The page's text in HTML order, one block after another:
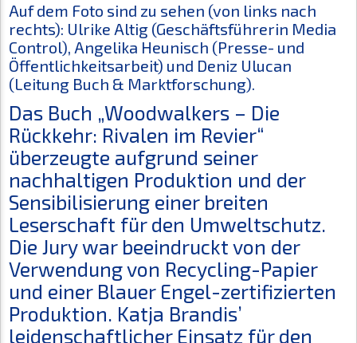
Auf dem Foto sind zu sehen (von links nach
rechts): Ulrike Altig (Geschäftsführerin Media
Control), Angelika Heunisch (Presse- und
Öffentlichkeitsarbeit) und Deniz Ulucan
(Leitung Buch & Marktforschung).
Das Buch „Woodwalkers – Die
Rückkehr: Rivalen im Revier“
überzeugte aufgrund seiner
nachhaltigen Produktion und der
Sensibilisierung einer breiten
Leserschaft für den Umweltschutz.
Die Jury war beeindruckt von der
Verwendung von Recycling-Papier
und einer Blauer Engel-zertifizierten
Produktion. Katja Brandis’
leidenschaftlicher Einsatz für den